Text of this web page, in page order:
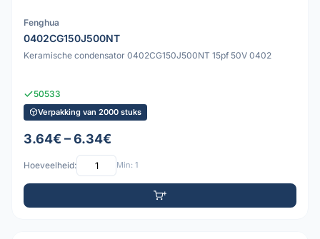
Fenghua
0402CG150J500NT
Keramische condensator 0402CG150J500NT 15pf 50V 0402
50533
Verpakking van 2000 stuks
3.64€ – 6.34€
Hoeveelheid: Min: 1